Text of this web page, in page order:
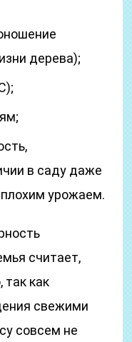
дерева);
в саду даже
урожаем.
считает,
так как
свежими
совсем не